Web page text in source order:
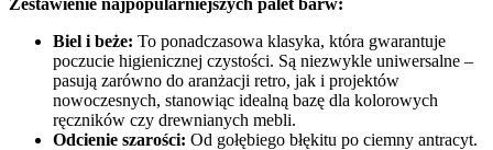
Biel i beże: To ponadczasowa klasyka, która gwarantuje
poczucie higienicznej czystości. Są niezwykle uniwersalne –
pasują zarówno do aranżacji retro, jak i projektów
nowoczesnych, stanowiąc idealną bazę dla kolorowych
ręczników czy drewnianych mebli.
Odcienie szarości: Od gołębiego błękitu po ciemny antracyt.